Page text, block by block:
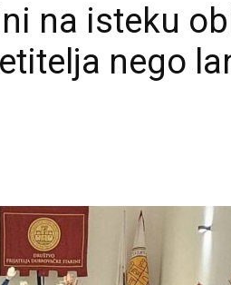
na isteku
nego